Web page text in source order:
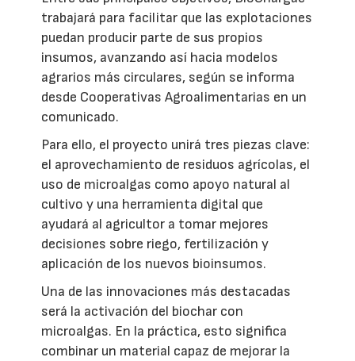
trabajará para facilitar que las explotaciones
puedan producir parte de sus propios
insumos, avanzando así hacia modelos
agrarios más circulares, según se informa
desde Cooperativas Agroalimentarias en un
comunicado.
Para ello, el proyecto unirá tres piezas clave:
el aprovechamiento de residuos agrícolas, el
uso de microalgas como apoyo natural al
cultivo y una herramienta digital que
ayudará al agricultor a tomar mejores
decisiones sobre riego, fertilización y
aplicación de los nuevos bioinsumos.
Una de las innovaciones más destacadas
será la activación del biochar con
microalgas. En la práctica, esto significa
combinar un material capaz de mejorar la